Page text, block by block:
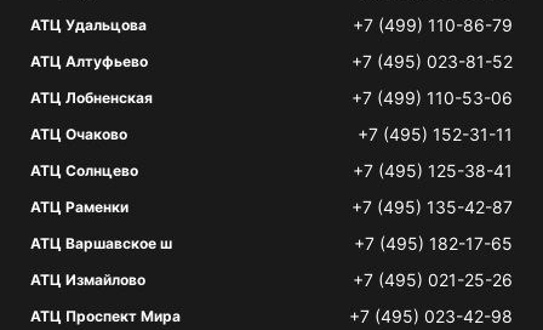
АТЦ Удальцова +7 (499) 110-86-79
АТЦ Алтуфьево +7 (495) 023-81-52
АТЦ Лобненская +7 (499) 110-53-06
АТЦ Очаково +7 (495) 152-31-11
АТЦ Солнцево +7 (495) 125-38-41
АТЦ Раменки +7 (495) 135-42-87
АТЦ Варшавское ш +7 (495) 182-17-65
АТЦ Измайлово +7 (495) 021-25-26
АТЦ Проспект Мира +7 (495) 023-42-98